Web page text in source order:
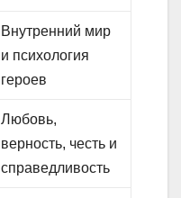
Внутренний мир
и психология
героев
Любовь,
верность, честь и
справедливость